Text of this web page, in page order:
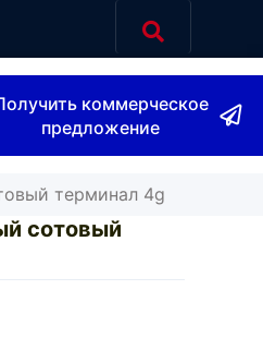
коммерческое
предложение
терминал 4g
сотовый